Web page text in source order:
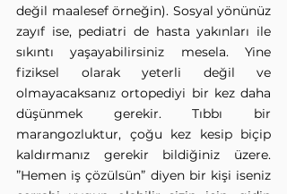
değil maalesef örneğin). Sosyal yönünüz
zayıf ise, pediatri de hasta yakınları ile
sıkıntı yaşayabilirsiniz mesela. Yine
fiziksel olarak yeterli değil ve
olmayacaksanız ortopediyi bir kez daha
düşünmek gerekir. Tıbbı bir
marangozluktur, çoğu kez kesip biçip
kaldırmanız gerekir bildiğiniz üzere.
”Hemen iş çözülsün” diyen bir kişi iseniz